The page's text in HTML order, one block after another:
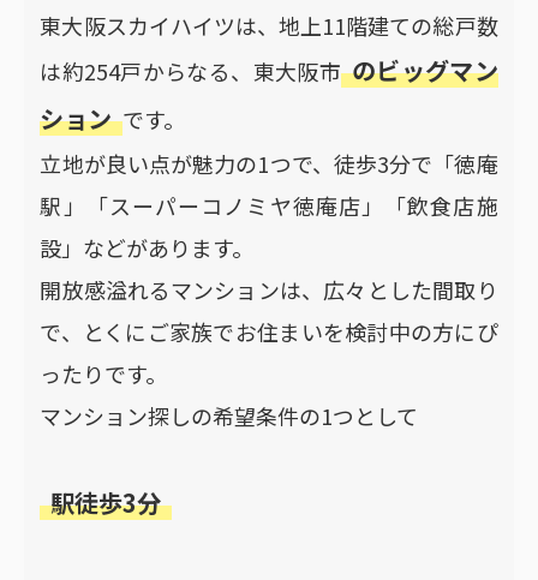
東大阪スカイハイツは、地上11階建ての総戸数
は約254戸からなる、東大阪市 のビッグマン
ション です。
立地が良い点が魅力の1つで、徒歩3分で「徳庵
駅」「スーパーコノミヤ徳庵店」「飲食店施
設」などがあります。
開放感溢れるマンションは、広々とした間取り
で、とくにご家族でお住まいを検討中の方にぴ
ったりです。
マンション探しの希望条件の1つとして
駅徒歩3分